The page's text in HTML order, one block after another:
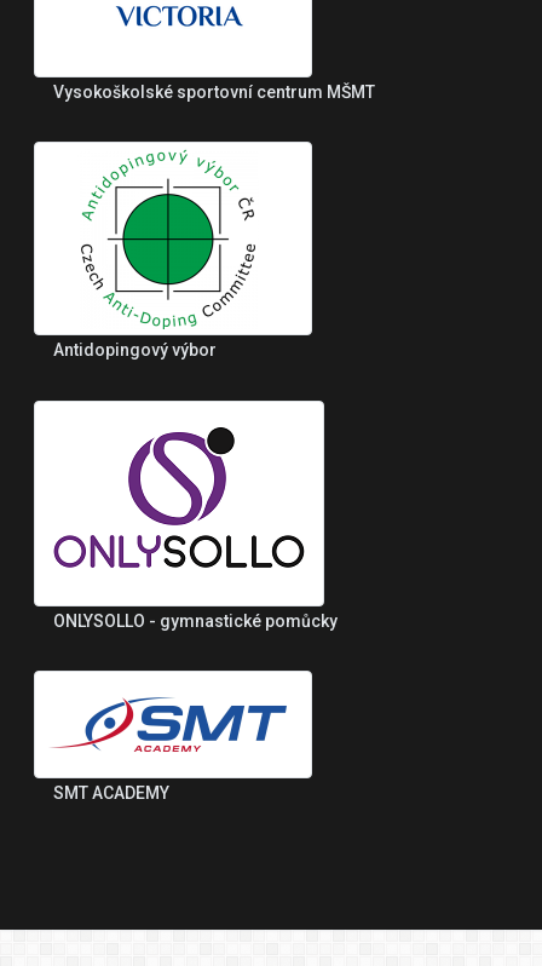
Vysokoškolské sportovní centrum MŠMT
Antidopingový výbor
ONLYSOLLO - gymnastické pomůcky
SMT ACADEMY